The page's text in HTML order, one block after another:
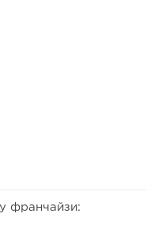
франчайзи: